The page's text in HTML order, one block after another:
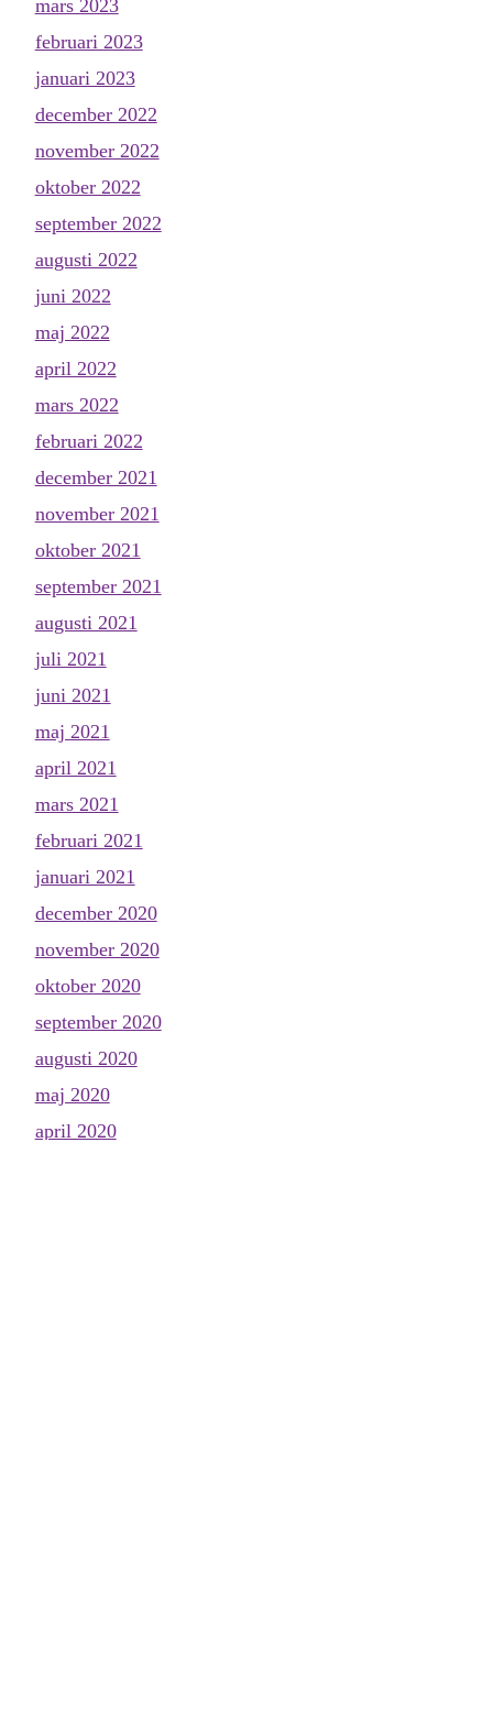
mars 2023
februari 2023
januari 2023
december 2022
november 2022
oktober 2022
september 2022
augusti 2022
juni 2022
maj 2022
april 2022
mars 2022
februari 2022
december 2021
november 2021
oktober 2021
september 2021
augusti 2021
juli 2021
juni 2021
maj 2021
april 2021
mars 2021
februari 2021
januari 2021
december 2020
november 2020
oktober 2020
september 2020
augusti 2020
maj 2020
april 2020